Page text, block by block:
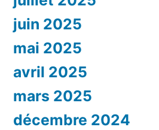
juin 2025
mai 2025
avril 2025
mars 2025
décembre 2024